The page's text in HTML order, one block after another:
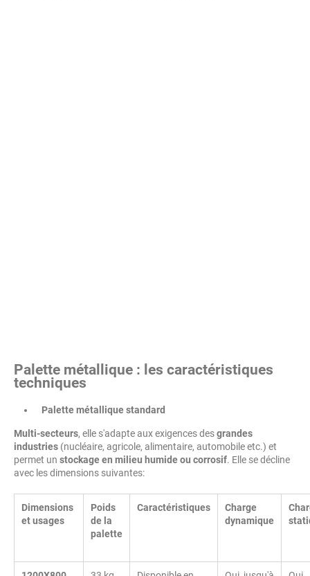
Palette métallique : les caractéristiques
techniques
Palette métallique standard
Multi-secteurs, elle s'adapte aux exigences desgrandes
industries (nucléaire, agricole, alimentaire, automobile etc.) et
permet un stockage en milieu humide ou corrosif. Elle se décline
avec les dimensions suivantes:
Dimensions
et usages
Poids
de la
palette
Caractéristiques
Charge
dynamique